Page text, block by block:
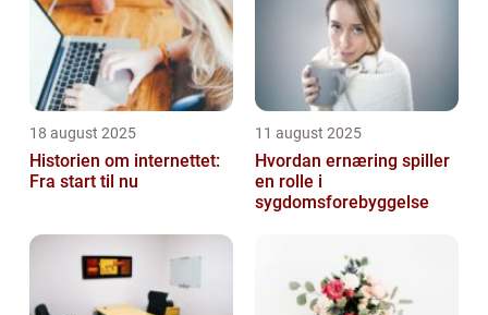
18 august 2025
Historien om internettet:
Fra start til nu
11 august 2025
Hvordan ernæring spiller
en rolle i
sygdomsforebyggelse